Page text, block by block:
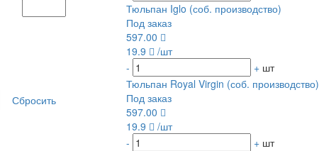
Тюльпан Iglo (соб. производство)
Под заказ
597.00
19.9
/шт
-
+ шт
Тюльпан Royal Virgin (соб. производство)
Под заказ
597.00
19.9
/шт
-
+ шт